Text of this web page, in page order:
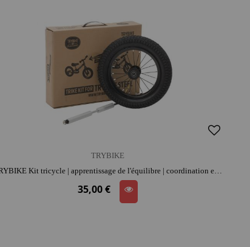
TRYBIKE
TRYBIKE Kit tricycle | apprentissage de l'équilibre | coordination et confiance
35,00 €